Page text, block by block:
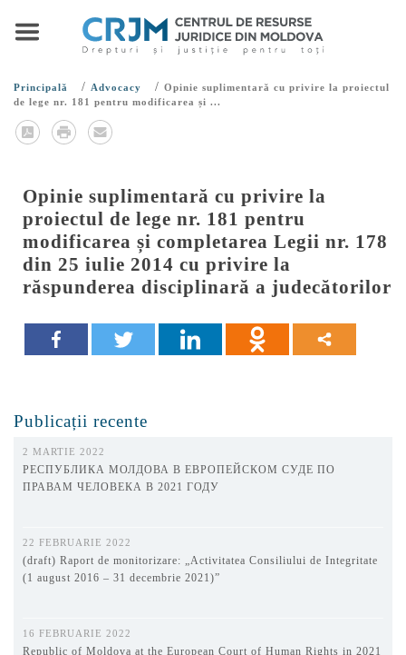
Principală / Advocacy / Opinie suplimentară cu privire la proiectul
de lege nr. 181 pentru modificarea și ...
Opinie suplimentară cu privire la
proiectul de lege nr. 181 pentru
modificarea și completarea Legii nr. 178
din 25 iulie 2014 cu privire la
răspunderea disciplinară a judecătorilor
Publicații recente
2 MARTIE 2022
РЕСПУБЛИКА МОЛДОВА В ЕВРОПЕЙСКОМ СУДЕ ПО
ПРАВАМ ЧЕЛОВЕКА В 2021 ГОДУ
22 FEBRUARIE 2022
(draft) Raport de monitorizare: „Activitatea Consiliului de Integritate
(1 august 2016 – 31 decembrie 2021)”
16 FEBRUARIE 2022
Republic of Moldova at the European Court of Human Rights in 2021